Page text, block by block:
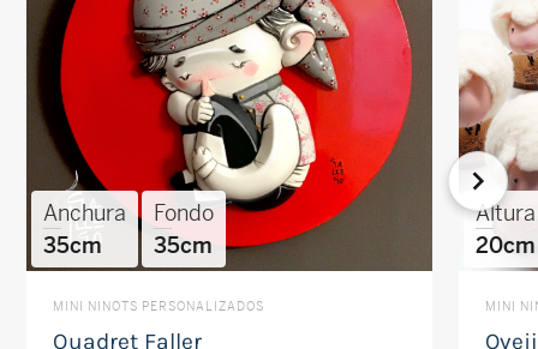
Anchura
35cm
Fondo
35cm
MINI NINOTS PERSONALIZADOS
Quadret Faller
Altura
20cm
MINI